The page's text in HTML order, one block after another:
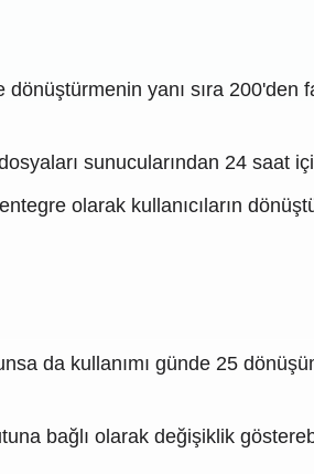
yanı sıra 200'den
sunucularından 24 saat
olarak kullanıcıların
da kullanımı günde 25
bağlı olarak değişiklik